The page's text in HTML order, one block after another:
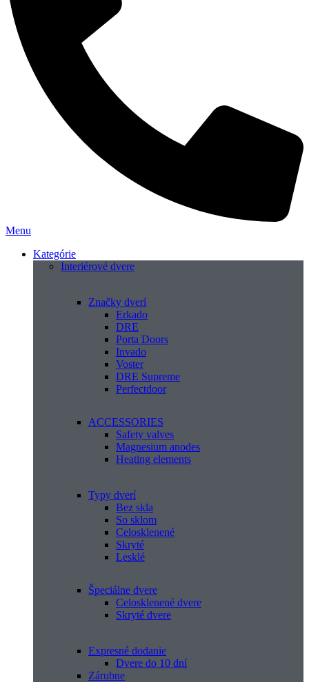
Menu
Kategórie
Interiérové dvere
Značky dverí
Erkado
DRE
Porta Doors
Invado
Voster
DRE Supreme
Perfectdoor
ACCESSORIES
Safety valves
Magnesium anodes
Heating elements
Typy dverí
Bez skla
So sklom
Celosklenené
Skryté
Lesklé
Špeciálne dvere
Celosklenené dvere
Skryté dvere
Expresné dodanie
Dvere do 10 dní
Zárubne